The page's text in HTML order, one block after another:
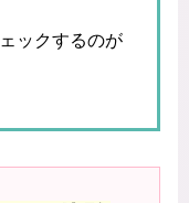
ックするのが